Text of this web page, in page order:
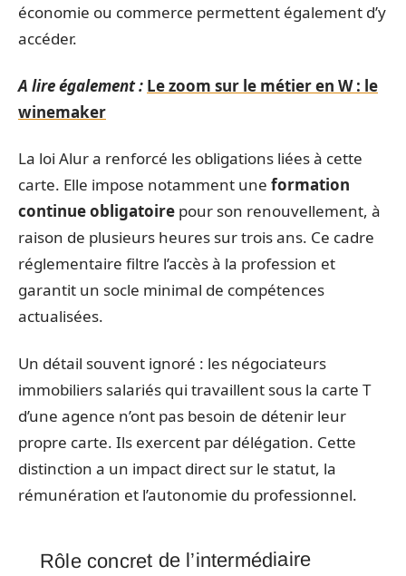
économie ou commerce permettent également d’y
accéder.
A lire également : Le zoom sur le métier en W : le
winemaker
La loi Alur a renforcé les obligations liées à cette
carte. Elle impose notamment une formation
continue obligatoire pour son renouvellement, à
raison de plusieurs heures sur trois ans. Ce cadre
réglementaire filtre l’accès à la profession et
garantit un socle minimal de compétences
actualisées.
Un détail souvent ignoré : les négociateurs
immobiliers salariés qui travaillent sous la carte T
d’une agence n’ont pas besoin de détenir leur
propre carte. Ils exercent par délégation. Cette
distinction a un impact direct sur le statut, la
rémunération et l’autonomie du professionnel.
Rôle concret de l’intermédiaire